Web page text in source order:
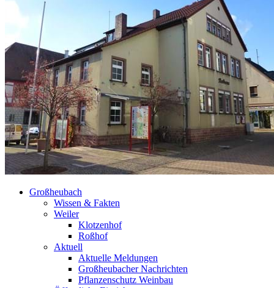
Großheubach
Wissen & Fakten
Weiler
Klotzenhof
Roßhof
Aktuell
Aktuelle Meldungen
Großheubacher Nachrichten
Pflanzenschutz Weinbau